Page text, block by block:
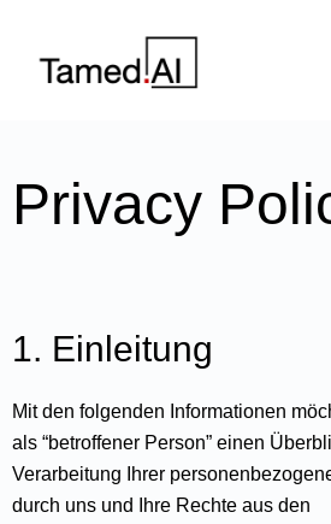
Privacy
1. Einleitung
Mit den folgenden Informationen
als “betroffener Person” einen
Verarbeitung Ihrer
durch uns und Ihre Rechte aus den